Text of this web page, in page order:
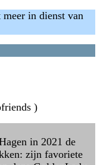
meer in dienst van
)
in 2021 de
zijn favoriete